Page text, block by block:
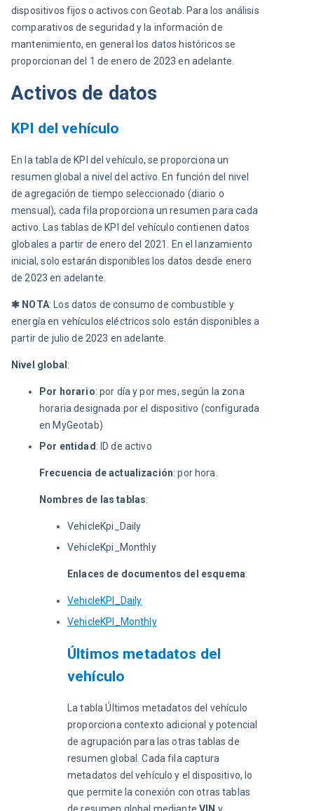
dispositivos fijos o activos con Geotab. Para los análisis
comparativos de seguridad y la información de
mantenimiento, en general los datos históricos se
proporcionan del 1 de enero de 2023 en adelante.
Activos de datos
KPI del vehículo
En la tabla de KPI del vehículo, se proporciona un
resumen global a nivel del activo. En función del nivel
de agregación de tiempo seleccionado (diario o
mensual), cada fila proporciona un resumen para cada
activo. Las tablas de KPI del vehículo contienen datos
globales a partir de enero del 2021. En el lanzamiento
inicial, solo estarán disponibles los datos desde enero
de 2023 en adelante.
✱ NOTA: Los datos de consumo de combustible y
energía en vehículos eléctricos solo están disponibles a
partir de julio de 2023 en adelante.
Nivel global :
Por horario: por día y por mes, según la zona
horaria designada por el dispositivo (configurada
en MyGeotab)
Por entidad: ID de activo
Frecuencia de actualización: por hora.
Nombres de las tablas:
VehicleKpi_Daily
VehicleKpi_Monthly
Enlaces de documentos del esquema:
VehicleKPI_Daily
VehicleKPI_Monthly
Últimos metadatos del
vehículo
La tabla Últimos metadatos del vehículo
proporciona contexto adicional y potencial
de agrupación para las otras tablas de
resumen global. Cada fila captura
metadatos del vehículo y el dispositivo, lo
que permite la conexión con otras tablas